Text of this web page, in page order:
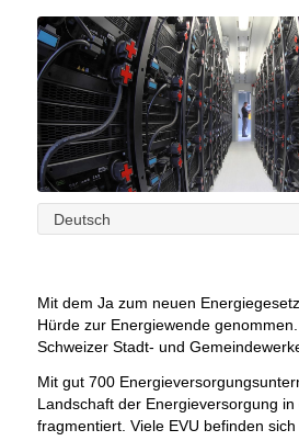
Deutsch
Mit dem Ja zum neuen
Hürde zur Energiewende
Schweizer Stadt- und
Mit gut 700
Landschaft der Energieversorgung
fragmentiert. Viele EVU befinden